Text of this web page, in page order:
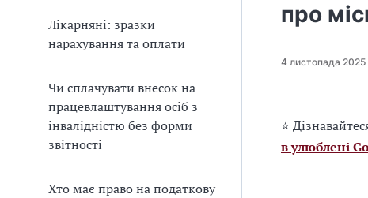
Лікарняні: зразки
нарахування та оплати
Чи сплачувати внесок на
працевлаштування осіб з
інвалідністю без форми
звітності
Хто має право на податкову
про
4 листопада 2025
⭐
в улюблені